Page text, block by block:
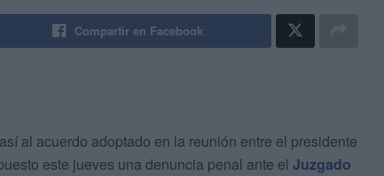
Compartir en Facebook
al acuerdo adoptado en la reunión entre el presidente
este jueves una denuncia penal ante el Juzgado